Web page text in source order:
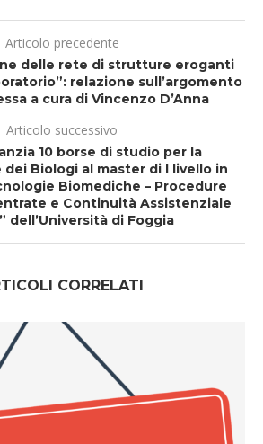
Articolo precedente
delle rete di strutture eroganti
relazione sull’argomento
a cura di Vincenzo D’Anna
Articolo successivo
10 borse di studio per la
Biologi al master di I livello in
Biomediche – Procedure
e Continuità Assistenziale
dell’Università di Foggia
CORRELATI